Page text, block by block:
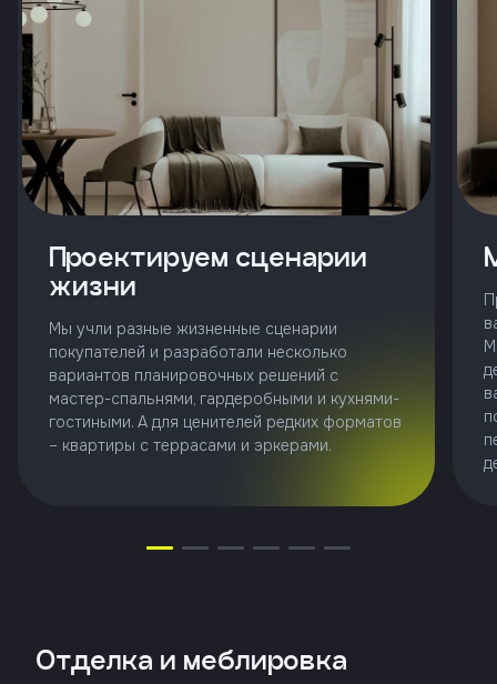
Проектируем сценарии
жизни
Мы учли разные жизненные сценарии
покупателей и разработали несколько
вариантов планировочных решений с
мастер-спальнями, гардеробными и кухнями-
гостиными. А для ценителей редких форматов
– квартиры с террасами и эркерами.
Отделка и меблировка
с
политики
конфиденциальности
(343)
Заказать
звонок